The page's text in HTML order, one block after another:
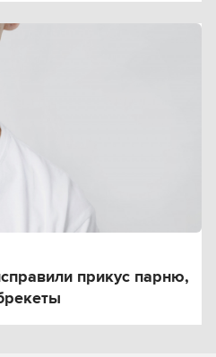
прикус парню,